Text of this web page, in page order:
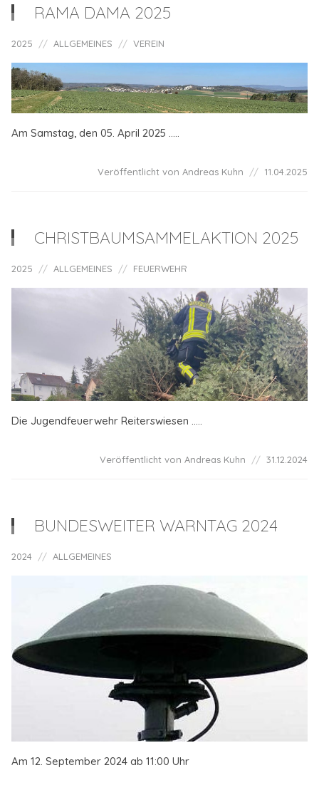
RAMA DAMA 2025
2025 ALLGEMEINES VEREIN
Am Samstag, den 05. April 2025 .....
Veröffentlicht von Andreas Kuhn 11.04.2025
CHRISTBAUMSAMMELAKTION 2025
2025 ALLGEMEINES FEUERWEHR
Die Jugendfeuerwehr Reiterswiesen .....
Veröffentlicht von Andreas Kuhn 31.12.2024
BUNDESWEITER WARNTAG 2024
2024 ALLGEMEINES
Am 12. September 2024 ab 11:00 Uhr